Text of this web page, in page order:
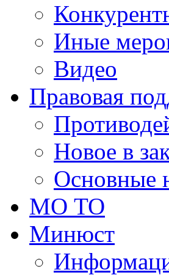
Иные
Видео
Правовая
Новое в
Основные
МО ТО
Минюст